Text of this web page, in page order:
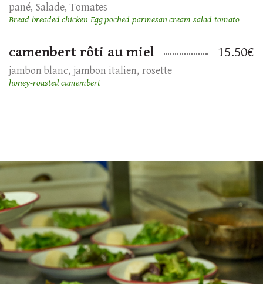
pané Salade Tomates
Bread breaded chicken Egg poched parmesan cream salad tomato
camenbert rôti au miel 15.50€
jambon blanc jambon italien rosette
honey-roasted camembert